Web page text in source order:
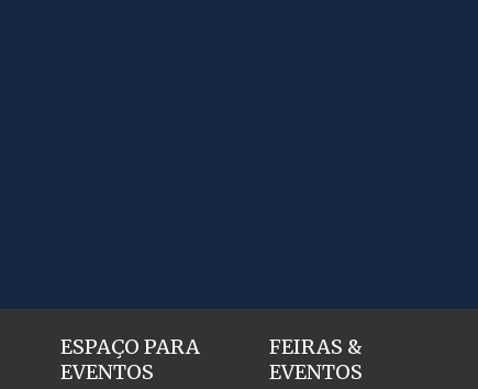
ESPAÇO PARA
EVENTOS
FEIRAS &
EVENTOS